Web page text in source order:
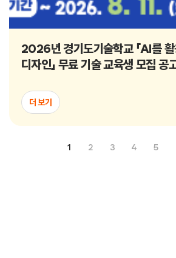
2026년 경기도기술학교 「AI를
디자인」 무료 기술 교육생 모집 공
더 보기
1 2 3 4 5